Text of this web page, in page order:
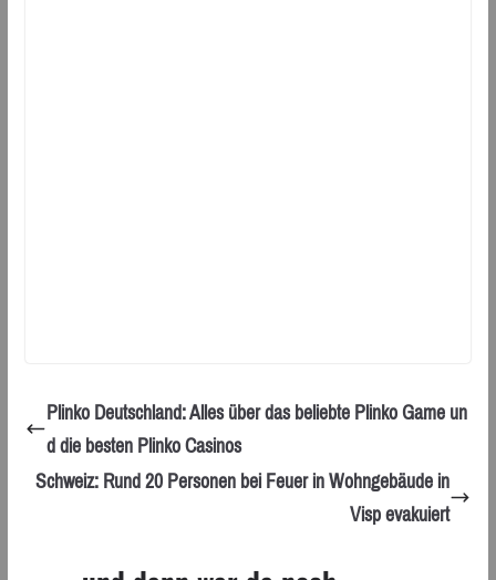
Plinko Deutschland: Alles über das beliebte Plinko Game un
d die besten Plinko Casinos
Schweiz: Rund 20 Personen bei Feuer in Wohngebäude in
Visp evakuiert